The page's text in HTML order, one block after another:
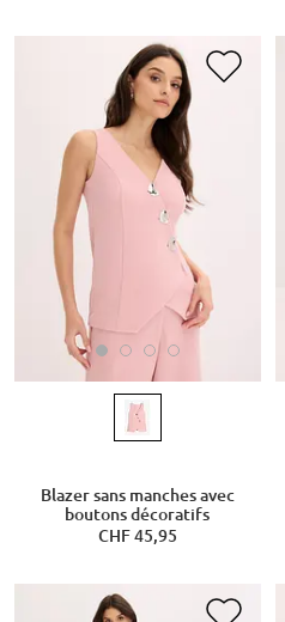
Blazer sans manches avec
boutons décoratifs
CHF 45,95